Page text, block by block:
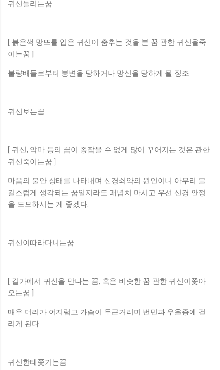
귀신들리는꿈
[ 붉은색 망또를 입은 귀신이 춤추는 것을 본 꿈 관한 귀신을죽
이는꿈 ]
불량배들로부터 봉변을 당하거나 망신을 당하게 될 징조
귀신보는꿈
[ 귀신, 악마 등의 꿈이 종잡을 수 없게 많이 꾸어지는 것은 관한
귀신죽이는꿈 ]
마음의 불안 상태를 나타내며 신경쇠약의 원인이니 아무리 불
길스럽게 생각되는 꿈일지라도 괘념치 마시고 우선 신경 안정
을 도모하시는 게 좋겠다.
귀신이따라다니는꿈
[ 길가에서 귀신을 만나는 꿈, 혹은 비슷한 꿈 관한 귀신이쫓아
오는꿈 ]
매우 머리가 어지럽고 가슴이 두근거리며 번민과 우울증에 걸
리게 된다.
귀신한테쫓기는꿈